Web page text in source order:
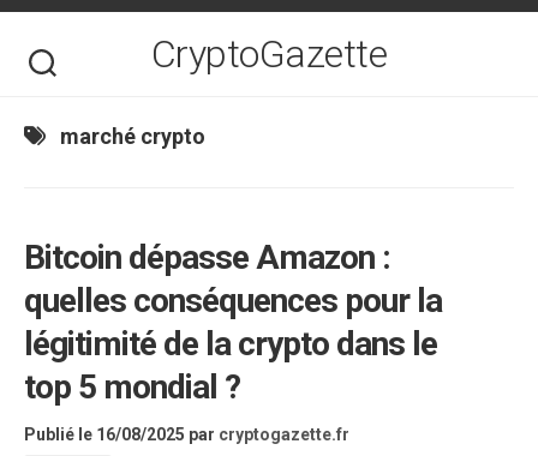
Skip
content
CryptoGazette
marché crypto
Bitcoin dépasse Amazon :
quelles conséquences pour la
légitimité de la crypto dans le
top 5 mondial ?
Publié le 16/08/2025 par cryptogazette.fr